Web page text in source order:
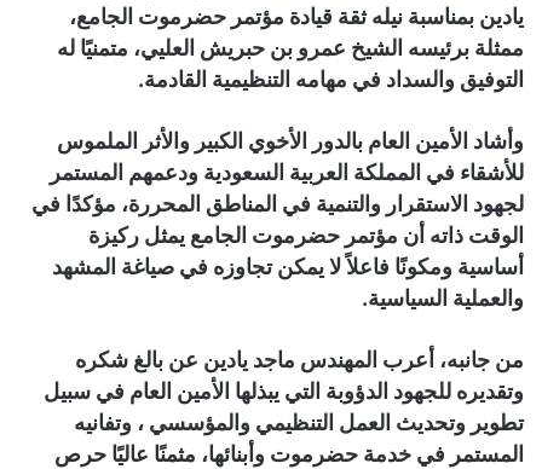
يادين بمناسبة نيله ثقة قيادة مؤتمر حضرموت الجامع،
ممثلة برئيسه الشيخ عمرو بن حبريش العليي، متمنيًا له
التوفيق والسداد في مهامه التنظيمية القادمة.
وأشاد الأمين العام بالدور الأخوي الكبير والأثر الملموس
للأشقاء في المملكة العربية السعودية ودعمهم المستمر
لجهود الاستقرار والتنمية في المناطق المحررة، مؤكدًا في
الوقت ذاته أن مؤتمر حضرموت الجامع يمثل ركيزة
أساسية ومكونًا فاعلاً لا يمكن تجاوزه في صياغة المشهد
والعملية السياسية.
من جانبه، أعرب المهندس ماجد يادين عن بالغ شكره
وتقديره للجهود الدؤوبة التي يبذلها الأمين العام في سبيل
تطوير وتحديث العمل التنظيمي والمؤسسي ، وتفانيه
المستمر في خدمة حضرموت وأبنائها، مثمنًا عاليًا حرص